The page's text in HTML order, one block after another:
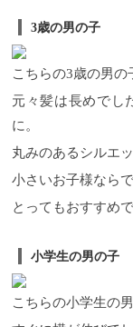
3歳の男の子
こちらの3歳の男の
元々髪は長めでし
に。
丸みのあるシルエ
小さいお子様なら
とってもおすすめで
小学生の男の子
こちらの小学生の